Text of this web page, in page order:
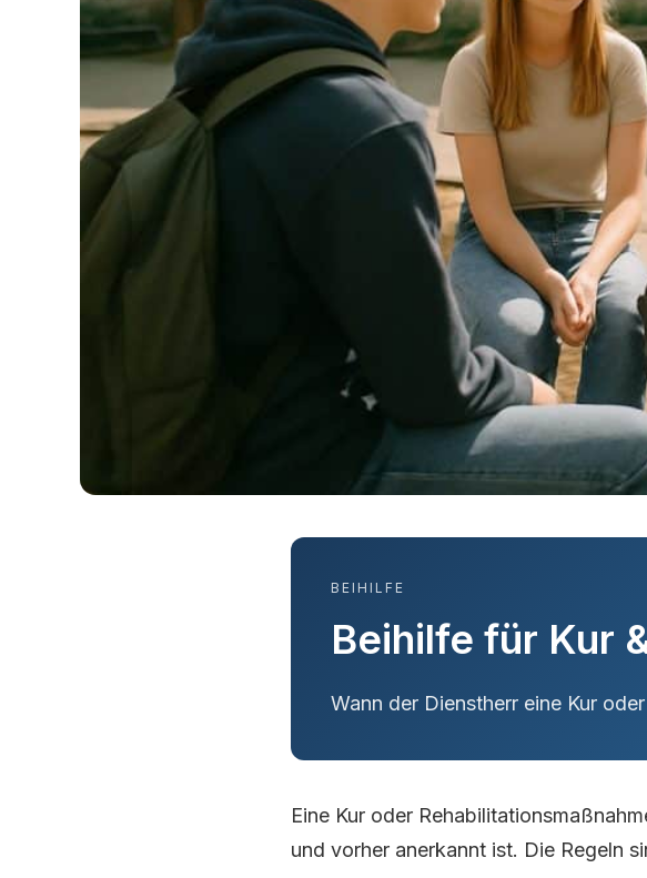
BEIHILFE
Beihilfe für Kur
Wann der Dienstherr eine Kur
Eine Kur oder
und vorher anerkannt ist. Die Regeln